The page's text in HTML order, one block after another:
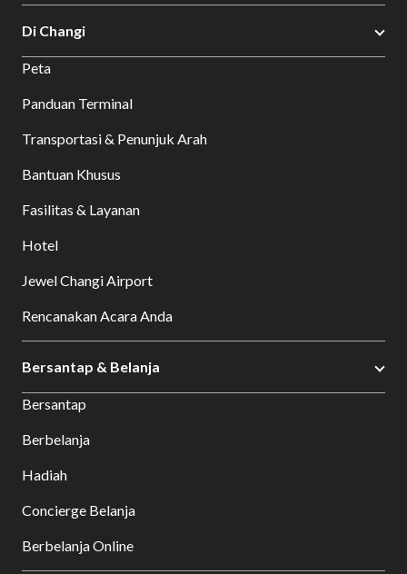
Di Changi
Peta
Panduan Terminal
Transportasi & Penunjuk Arah
Bantuan Khusus
Fasilitas & Layanan
Hotel
Jewel Changi Airport
Rencanakan Acara Anda
Bersantap & Belanja
Bersantap
Berbelanja
Hadiah
Concierge Belanja
Berbelanja Online